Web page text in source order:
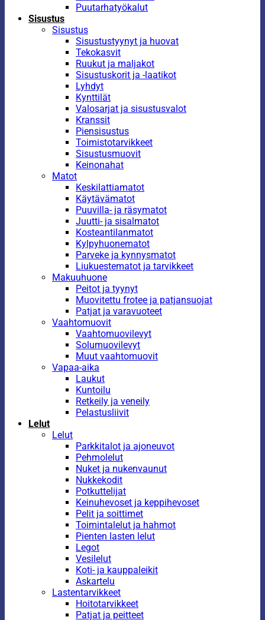
Puutarhatyökalut
Sisustus
Sisustus
Sisustustyynyt ja huovat
Tekokasvit
Ruukut ja maljakot
Sisustuskorit ja -laatikot
Lyhdyt
Kynttilät
Valosarjat ja sisustusvalot
Kranssit
Piensisustus
Toimistotarvikkeet
Sisustusmuovit
Keinonahat
Matot
Keskilattiamatot
Käytävämatot
Puuvilla- ja räsymatot
Juutti- ja sisalmatot
Kosteantilanmatot
Kylpyhuonematot
Parveke ja kynnysmatot
Liukuestematot ja tarvikkeet
Makuuhuone
Peitot ja tyynyt
Muovitettu frotee ja patjansuojat
Patjat ja varavuoteet
Vaahtomuovit
Vaahtomuovilevyt
Solumuovilevyt
Muut vaahtomuovit
Vapaa-aika
Laukut
Kuntoilu
Retkeily ja veneily
Pelastusliivit
Lelut
Lelut
Parkkitalot ja ajoneuvot
Pehmolelut
Nuket ja nukenvaunut
Nukkekodit
Potkuttelijat
Keinuhevoset ja keppihevoset
Pelit ja soittimet
Toimintalelut ja hahmot
Pienten lasten lelut
Legot
Vesilelut
Koti- ja kauppaleikit
Askartelu
Lastentarvikkeet
Hoitotarvikkeet
Patjat ja peitteet